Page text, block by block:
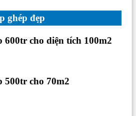
ghép đẹp
600tr cho diện tích 100m2
500tr cho 70m2